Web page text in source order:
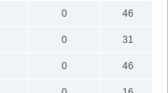
0
46
0
31
0
46